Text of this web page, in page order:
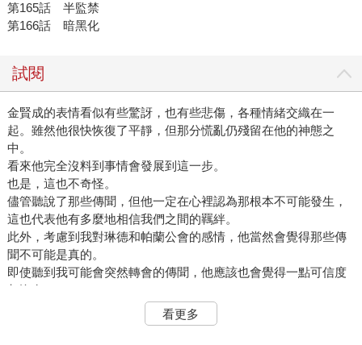
第165話 半監禁
第166話 暗黑化
試閱
金賢成的表情看似有些驚訝，也有些悲傷，各種情緒交織在一
起。雖然他很快恢復了平靜，但那分慌亂仍殘留在他的神態之
中。
看來他完全沒料到事情會發展到這一步。
也是，這也不奇怪。
儘管聽說了那些傳聞，但他一定在心裡認為那根本不可能發生，
這也代表他有多麼地相信我們之間的羈絆。
此外，考慮到我對琳德和帕蘭公會的感情，他當然會覺得那些傳
聞不可能是真的。
即使聽到我可能會突然轉會的傳聞，他應該也會覺得一點可信度
都沒有。
就算周遭環境有所變化，他依舊把那些傳聞當成無稽之談，想必
他內心也暗自希望這一切都只是謠言。
看更多